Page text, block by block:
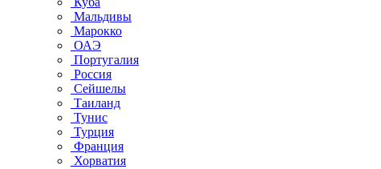
Мальдивы
Марокко
ОАЭ
Португалия
Россия
Сейшелы
Таиланд
Тунис
Турция
Франция
Хорватия